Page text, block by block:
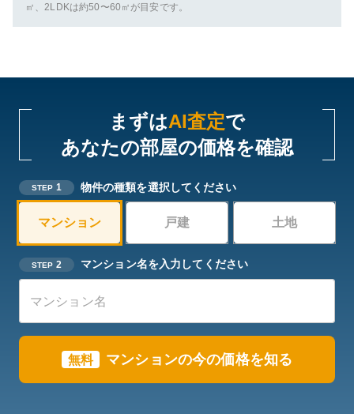
㎡、2LDKは約50〜60㎡が目安です。
まずはAI査定で
あなたの部屋の価格を確認
STEP 1 物件の種類を選択してください
マンション 戸建 土地
STEP 2 マンション名を入力してください
無料 マンションの今の価格を知る